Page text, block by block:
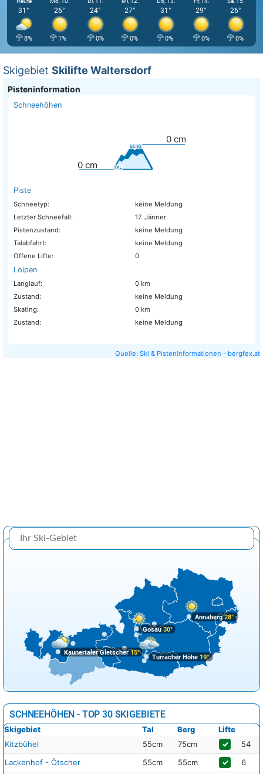
31°
8%
26°
1%
24°
0%
27°
0%
31°
0%
29°
0%
26°
0%
Skigebiet Skilifte Waltersdorf
Pisteninformation
Schneehöhen
0 cm
0 cm
Piste
Schneetyp:
keine Meldung
Letzter Schneefall:
17. Jänner
Pistenzustand:
keine Meldung
Talabfahrt:
keine Meldung
Offene Lifte:
0
Loipen
Langlauf:
0 km
Zustand:
keine Meldung
Skating:
0 km
Zustand:
keine Meldung
Quelle: Ski & Pisteninformationen - bergfex.at
Gosau30°
Kaunertaler Gletscher15°
Annaberg28°
Turracher Höhe 19°
SCHNEEHÖHEN - TOP 30 SKIGEBIETE
Skigebiet Tal Berg
Lifte
Kitzbühel
55cm 75cm ✓
54
Lackenhof - Ötscher
55cm 55cm ✓
6